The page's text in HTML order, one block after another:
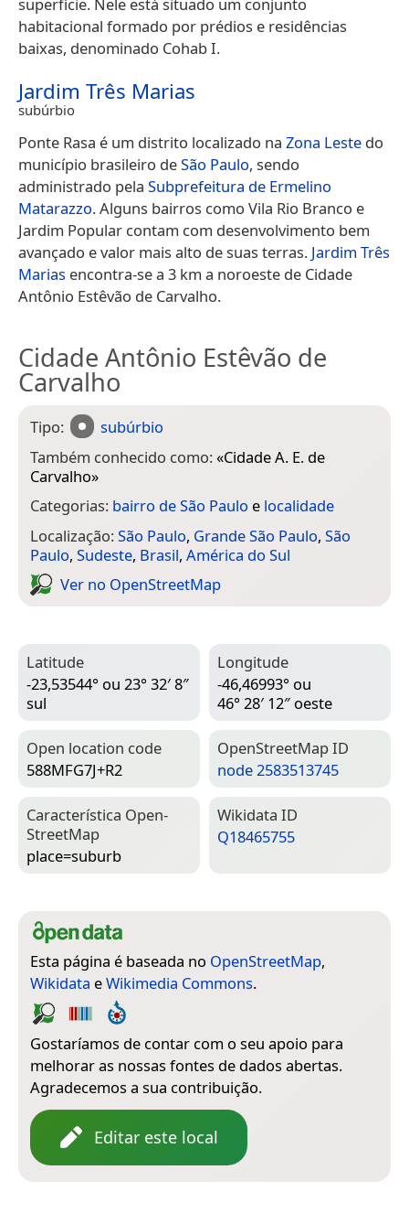
habitacional formado por prédios e residências
baixas, denominado Cohab I.
Jardim Três Marias
subúrbio
Ponte Rasa é um distrito localizado na Zona Leste do
município brasileiro deSão Paulo, sendo
administrado pela Subprefeitura de Ermelino
Matarazzo. Alguns bairros como Vila Rio Branco e
Jardim Popular contam com desenvolvimento bem
avançado e valor mais alto de suas terras. Jardim Três
Marias encontra-se a 3 km a noroeste de Cidade
Antônio Estêvão de Carvalho.
Cidade Antônio Estêvão de
Carvalho
Tipo:
subúrbio
Também conhecido como:«Cidade A. E. de
Carvalho»
Categorias: bairro de São Paulo e localidade
Localização:São Paulo, Grande São Paulo, São
Paulo, Sudeste, Brasil, América do Sul
Ver no Open­Street­Map
Latitude
-23,53544° ou 23° 32′ 8″
sul
Longitude
-46,46993° ou
46° 28′ 12″ oeste
Open location code
588MFG7J+R2
Open­Street­Map ID
node 2583513745
Característica Open­
Street­Map
place=­suburb
Wiki­data ID
Q18465755
Esta página é baseada no OpenStreetMap,
Wikidata eWikimedia Commons.
Gostaríamos de contar com o seu apoio para
melhorar as nossas fontes de dados abertas.
Agradecemos a sua contribuição.
Editar este local